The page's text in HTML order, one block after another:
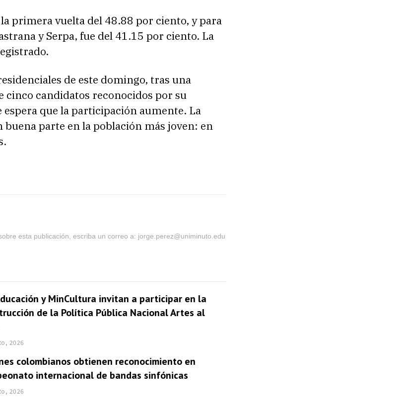
primera vuelta del 48.88 por ciento, y para
y Serpa, fue del 41.15 por ciento. La
de este domingo, tras una
cinco candidatos reconocidos por su
espera que la participación aumente. La
buena parte en la población más joven: en
esta publicación, escriba un correo a: jorge.perez@uniminuto.edu
y MinCultura invitan a participar en la
de la Política Pública Nacional Artes al
2026
colombianos obtienen reconocimiento en
internacional de bandas sinfónicas
2026